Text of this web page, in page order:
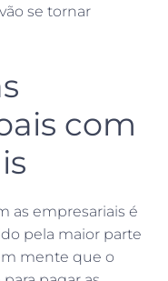
se tornar
com
as empresariais é
pela maior parte
mente que o